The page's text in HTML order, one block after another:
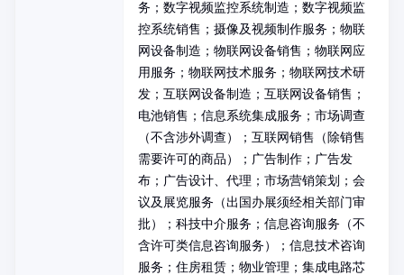
务；数字视频监控系统制造；数字视频监
控系统销售；摄像及视频制作服务；物联
网设备制造；物联网设备销售；物联网应
用服务；物联网技术服务；物联网技术研
发；互联网设备制造；互联网设备销售；
电池销售；信息系统集成服务；市场调查
（不含涉外调查）；互联网销售（除销售
需要许可的商品）；广告制作；广告发
布；广告设计、代理；市场营销策划；会
议及展览服务（出国办展须经相关部门审
批）；科技中介服务；信息咨询服务（不
含许可类信息咨询服务）；信息技术咨询
服务；住房租赁；物业管理；集成电路芯